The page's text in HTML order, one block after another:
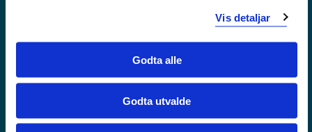
Vis detaljar
Godta alle
Godta utvalde